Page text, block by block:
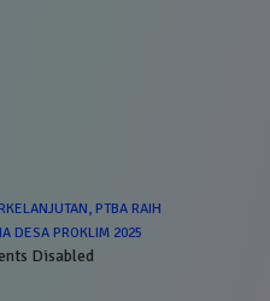
PTBA RAIH
DESA PROKLIM 2025
Disabled